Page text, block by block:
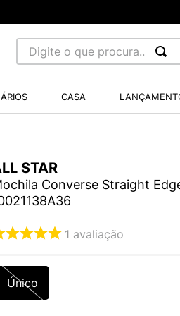
Digite o que procura...
CASA
STAR
Converse Straight
1 avaliação
Único
BALANCE 530
BABY
VANS ULTRARANGE